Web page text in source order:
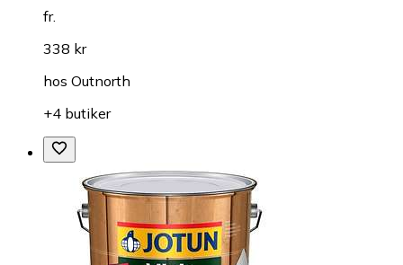
fr.
338 kr
hos Outnorth
+4 butiker